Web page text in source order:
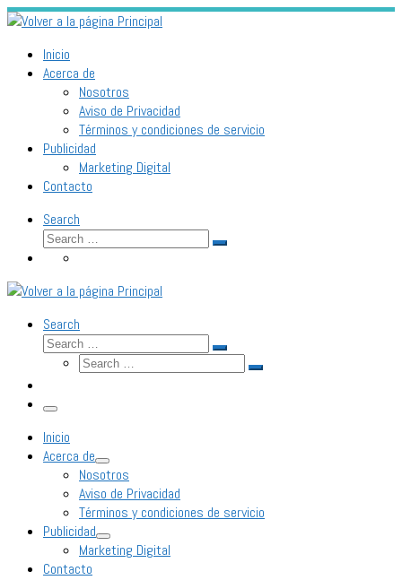
Skip
contentInicio
Acerca de
Nosotros
Aviso de Privacidad
Términos y condiciones de servicio
Publicidad
Marketing Digital
Contacto
Search
Search
Search
Search
Search
Search
Search
Search
Menú
Inicio
Acerca de
Nosotros
Aviso de Privacidad
Términos y condiciones de servicio
Publicidad
Marketing Digital
Contacto